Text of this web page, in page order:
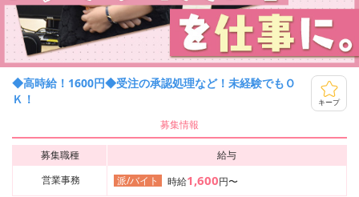
◆高時給！1600円◆受注の承認処理など！未経験でもＯ
Ｋ！
キープ
募集情報
募集職種
給与
営業事務
派/バイト 時給1,600円〜